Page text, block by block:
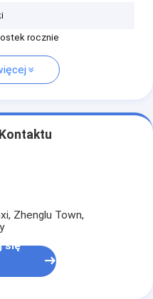
rocznie
Zhenglu Town,
się